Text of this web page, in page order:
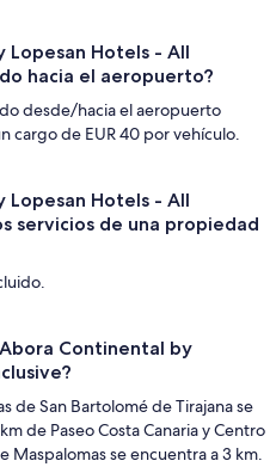
Lopesan Hotels - All
hacia el aeropuerto?
desde/hacia el aeropuerto
cargo de EUR 40 por vehículo.
Lopesan Hotels - All
servicios de una propiedad
Continental by
de San Bartolomé de Tirajana se
de Paseo Costa Canaria y Centro
Maspalomas se encuentra a 3 km.